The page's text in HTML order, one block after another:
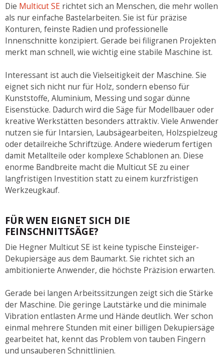
Die Multicut SE richtet sich an Menschen, die mehr wollen
als nur einfache Bastelarbeiten. Sie ist für präzise
Konturen, feinste Radien und professionelle
Innenschnitte konzipiert. Gerade bei filigranen Projekten
merkt man schnell, wie wichtig eine stabile Maschine ist.
Interessant ist auch die Vielseitigkeit der Maschine. Sie
eignet sich nicht nur für Holz, sondern ebenso für
Kunststoffe, Aluminium, Messing und sogar dünne
Eisenstücke. Dadurch wird die Säge für Modellbauer oder
kreative Werkstätten besonders attraktiv. Viele Anwender
nutzen sie für Intarsien, Laubsägearbeiten, Holzspielzeug
oder detailreiche Schriftzüge. Andere wiederum fertigen
damit Metallteile oder komplexe Schablonen an. Diese
enorme Bandbreite macht die Multicut SE zu einer
langfristigen Investition statt zu einem kurzfristigen
Werkzeugkauf.
FÜR WEN EIGNET SICH DIE
FEINSCHNITTSÄGE?
Die Hegner Multicut SE ist keine typische Einsteiger-
Dekupiersäge aus dem Baumarkt. Sie richtet sich an
ambitionierte Anwender, die höchste Präzision erwarten.
Gerade bei langen Arbeitssitzungen zeigt sich die Stärke
der Maschine. Die geringe Lautstärke und die minimale
Vibration entlasten Arme und Hände deutlich. Wer schon
einmal mehrere Stunden mit einer billigen Dekupiersäge
gearbeitet hat, kennt das Problem von tauben Fingern
und unsauberen Schnittlinien.